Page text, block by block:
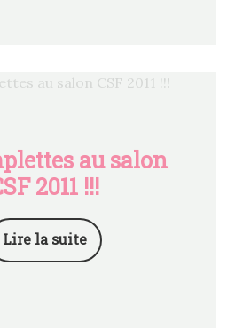
au salon
2011 !!!
Lire la suite